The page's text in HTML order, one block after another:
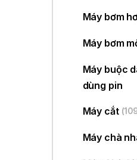
Máy bơm
Máy bơm
Máy buộc
dùng pin
Máy cắt
Máy chà